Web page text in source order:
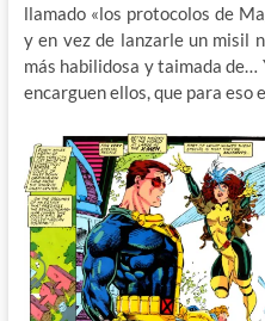
llamado «los protocolos de
y en vez de lanzarle un misil
más habilidosa y taimada de…
encarguen ellos, que para eso